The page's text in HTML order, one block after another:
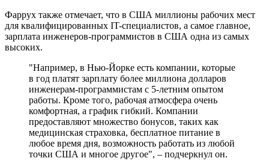
Фаррух также отмечает, что в США миллионы рабочих мест
для квалифицированных IT-специалистов, а самое главное,
зарплата инженеров-программистов в США одна из самых
высоких.
"Например, в Нью-Йорке есть компании, которые
в год платят зарплату более миллиона долларов
инженерам-программистам с 5-летним опытом
работы. Кроме того, рабочая атмосфера очень
комфортная, а график гибкий. Компании
предоставляют множество бонусов, таких как
медицинская страховка, бесплатное питание в
любое время дня, возможность работать из любой
точки США и многое другое", – подчеркнул он.